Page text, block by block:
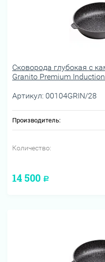
Сковорода глубокая с
Granito Premium
Артикул: 00104GRIN/28
Производитель:
Количество:
14 500 Р